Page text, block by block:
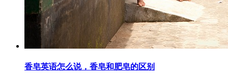
香皂英语怎么说，香皂和肥皂的区别